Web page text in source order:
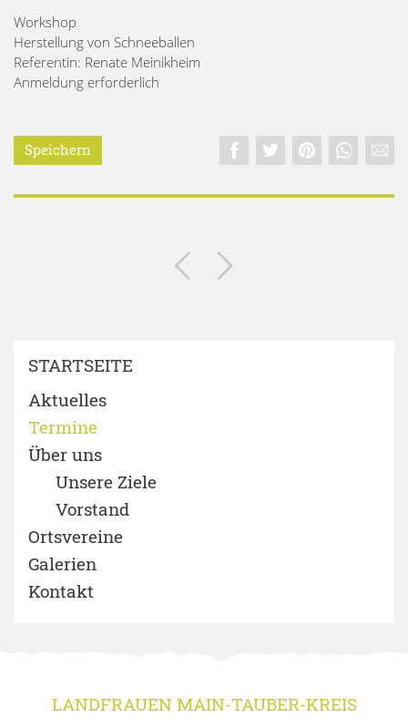
Workshop
Herstellung von Schneeballen
Referentin: Renate Meinikheim
Anmeldung erforderlich
Speichern
STARTSEITE
Aktuelles
Termine
Über uns
Unsere Ziele
Vorstand
Ortsvereine
Galerien
Kontakt
LANDFRAUEN MAIN-TAUBER-KREIS